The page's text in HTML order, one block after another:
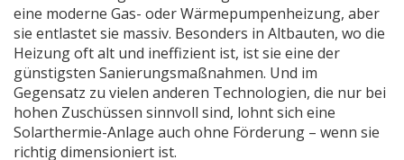
eine moderne Gas- oder Wärmepumpenheizung, aber
sie entlastet sie massiv. Besonders in Altbauten, wo die
Heizung oft alt und ineffizient ist, ist sie eine der
günstigsten Sanierungsmaßnahmen. Und im
Gegensatz zu vielen anderen Technologien, die nur bei
hohen Zuschüssen sinnvoll sind, lohnt sich eine
Solarthermie-Anlage auch ohne Förderung – wenn sie
richtig dimensioniert ist.